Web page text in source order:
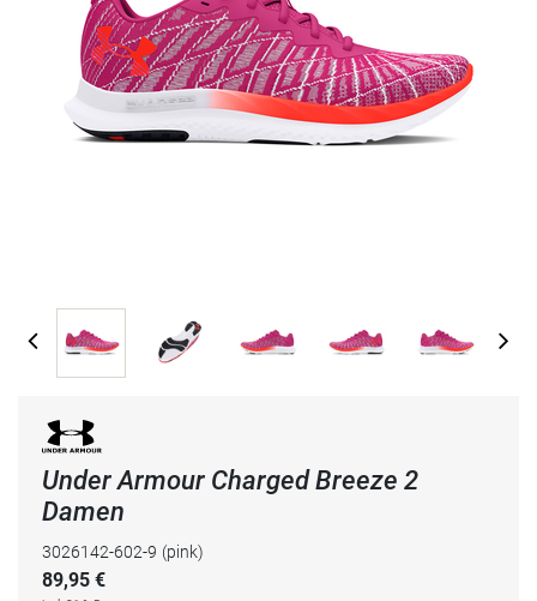
Under Armour Charged Breeze 2
Damen
3026142-602-9 (pink)
89,95 €